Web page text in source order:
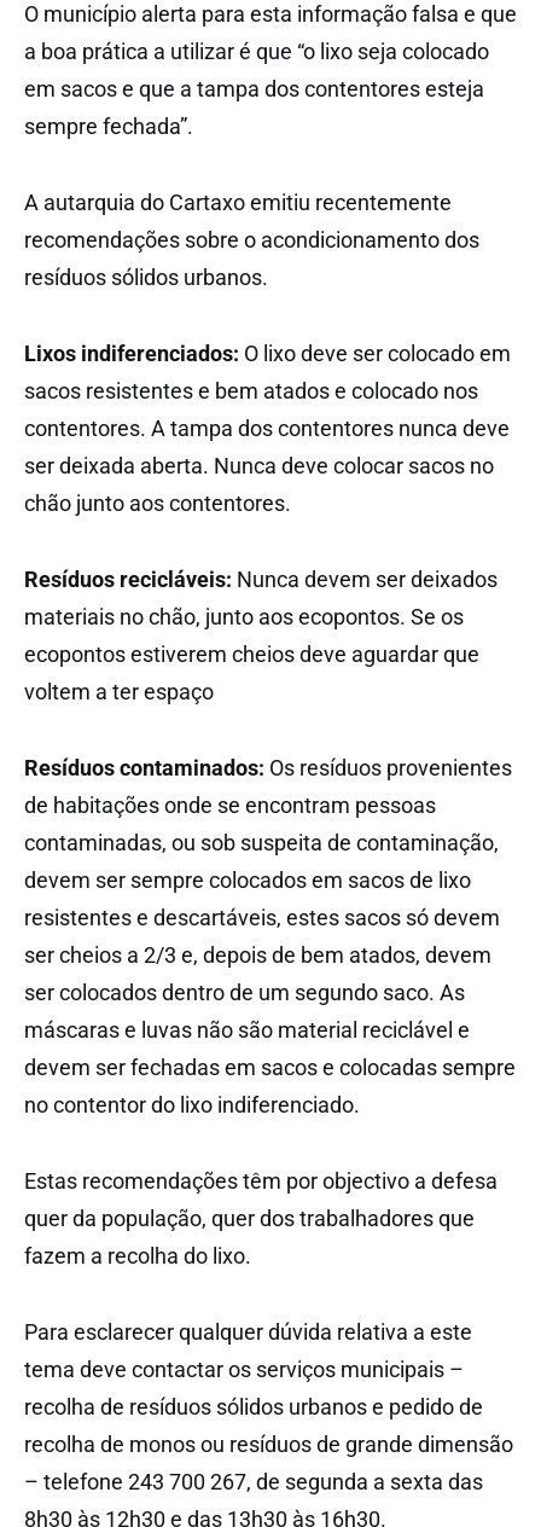
O município alerta para esta informação falsa e que
a boa prática a utilizar é que “o lixo seja colocado
em sacos e que a tampa dos contentores esteja
sempre fechada”.
A autarquia do Cartaxo emitiu recentemente
recomendações sobre o acondicionamento dos
resíduos sólidos urbanos.
Lixos indiferenciados: O lixo deve ser colocado em
sacos resistentes e bem atados e colocado nos
contentores. A tampa dos contentores nunca deve
ser deixada aberta. Nunca deve colocar sacos no
chão junto aos contentores.
Resíduos recicláveis: Nunca devem ser deixados
materiais no chão, junto aos ecopontos. Se os
ecopontos estiverem cheios deve aguardar que
voltem a ter espaço
Resíduos contaminados: Os resíduos provenientes
de habitações onde se encontram pessoas
contaminadas, ou sob suspeita de contaminação,
devem ser sempre colocados em sacos de lixo
resistentes e descartáveis, estes sacos só devem
ser cheios a 2/3 e, depois de bem atados, devem
ser colocados dentro de um segundo saco. As
máscaras e luvas não são material reciclável e
devem ser fechadas em sacos e colocadas sempre
no contentor do lixo indiferenciado.
Estas recomendações têm por objectivo a defesa
quer da população, quer dos trabalhadores que
fazem a recolha do lixo.
Para esclarecer qualquer dúvida relativa a este
tema deve contactar os serviços municipais –
recolha de resíduos sólidos urbanos e pedido de
recolha de monos ou resíduos de grande dimensão
– telefone 243 700 267, de segunda a sexta das
8h30 às 12h30 e das 13h30 às 16h30.